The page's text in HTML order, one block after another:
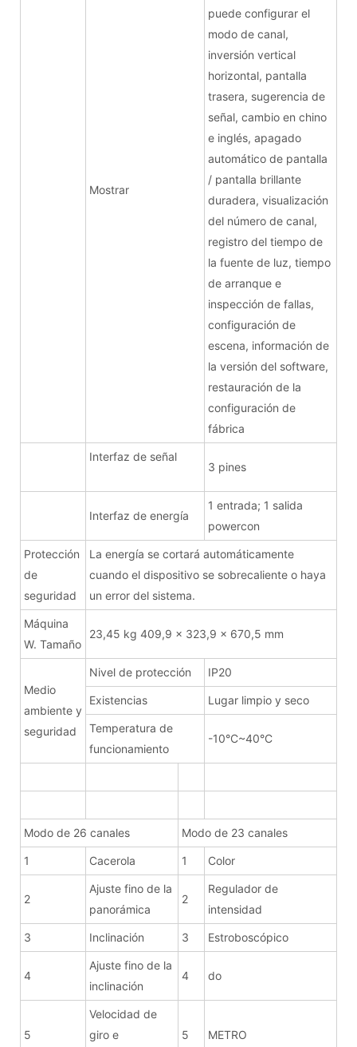
Mostrar
puede configurar el
modo de canal,
inversión vertical
horizontal, pantalla
trasera, sugerencia de
señal, cambio en chino
e inglés, apagado
automático de pantalla
/ pantalla brillante
duradera, visualización
del número de canal,
registro del tiempo de
la fuente de luz, tiempo
de arranque e
inspección de fallas,
configuración de
escena, información de
la versión del software,
restauración de la
configuración de
fábrica
Interfaz de señal
3 pines
Interfaz de energía
1 entrada; 1 salida
powercon
Protección
de
seguridad
La energía se cortará automáticamente
cuando el dispositivo se sobrecaliente o haya
un error del sistema.
Máquina
W. Tamaño
23,45 kg 409,9 x 323,9 x 670,5 mm
Medio
ambiente y
seguridad
Nivel de protección IP20
Existencias Lugar limpio y seco
Temperatura de
funcionamiento
-10°C~40°C
Modo de 26 canales Modo de 23 canales
1 Cacerola 1 Color
2
Ajuste fino de la
panorámica
2
Regulador de
intensidad
3 Inclinación 3 Estroboscópico
4
Ajuste fino de la
inclinación
4 do
5
Velocidad de
giro e
5 METRO